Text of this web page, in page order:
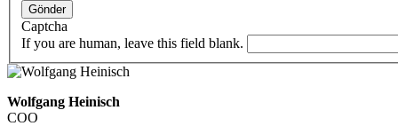
Gönder
Captcha
If you are human, leave this field blank.
Wolfgang Heinisch
COO